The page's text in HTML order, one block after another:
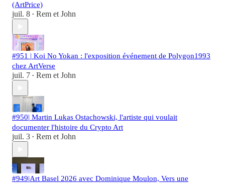
(ArtPrice)
juil. 8 • Rem et John
#951 | Koi No Yokan : l'exposition événement de Polygon1993
chez ArtVerse
juil. 7 • Rem et John
#950| Martin Lukas Ostachowski, l'artiste qui voulait
documenter l'histoire du Crypto Art
juil. 3 • Rem et John
#949|Art Basel 2026 avec Dominique Moulon, Vers une